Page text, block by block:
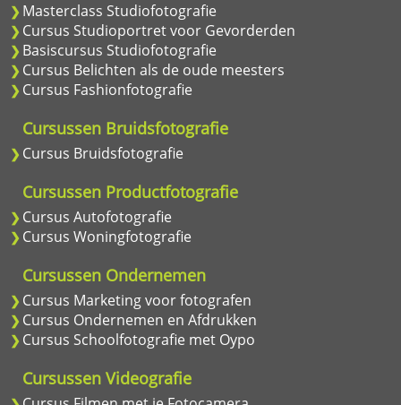
Masterclass Studiofotografie
Cursus Studioportret voor Gevorderden
Basiscursus Studiofotografie
Cursus Belichten als de oude meesters
Cursus Fashionfotografie
Cursussen Bruidsfotografie
Cursus Bruidsfotografie
Cursussen Productfotografie
Cursus Autofotografie
Cursus Woningfotografie
Cursussen Ondernemen
Cursus Marketing voor fotografen
Cursus Ondernemen en Afdrukken
Cursus Schoolfotografie met Oypo
Cursussen Videografie